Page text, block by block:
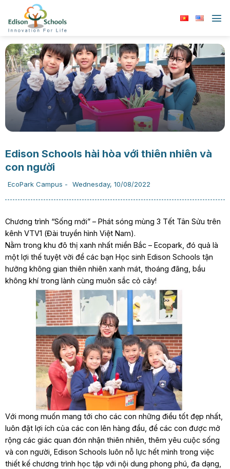
nội
Edison Schools hài hòa với thiên nhiên và
con người
EcoPark Campus - Wednesday, 10/08/2022
Chương trình “Sống mới” – Phát sóng mùng 3 Tết Tân Sửu trên
kênh VTV1 (Đài truyền hình Việt Nam).
Nằm trong khu đô thị xanh nhất miền Bắc – Ecopark, đó quả là
một lợi thế tuyệt vời để các bạn Học sinh Edison Schools tận
hưởng không gian thiên nhiên xanh mát, thoáng đãng, bầu
không khí trong lành cùng muôn sắc cỏ cây!
Với mong muốn mang tới cho các con những điều tốt đẹp nhất,
luôn đặt lợi ích của các con lên hàng đầu, để các con được mở
rộng các giác quan đón nhận thiên nhiên, thêm yêu cuộc sống
và con người, Edison Schools luôn nỗ lực hết mình trong việc
thiết kế chương trình học tập với nội dung phong phú, đa dạng,